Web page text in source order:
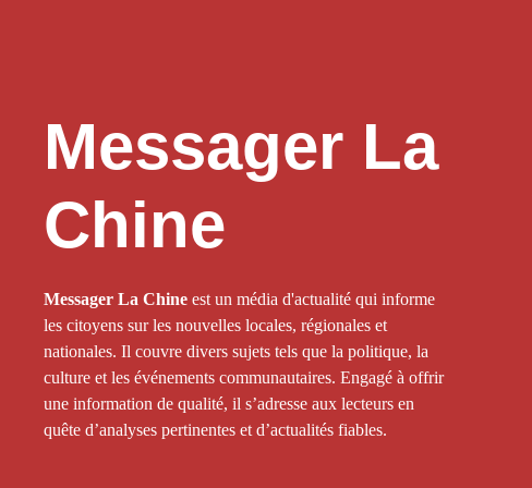
Messager La
Chine
Messager La Chine est un média d'actualité qui informe
les citoyens sur les nouvelles locales, régionales et
nationales. Il couvre divers sujets tels que la politique, la
culture et les événements communautaires. Engagé à offrir
une information de qualité, il s’adresse aux lecteurs en
quête d’analyses pertinentes et d’actualités fiables.